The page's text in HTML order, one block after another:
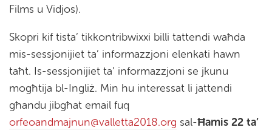
Films u Vidjos).
Skopri kif tista’ tikkontribwixxi billi tattendi waħda
mis-sessjonijiet ta’ informazzjoni elenkati hawn
taħt. Is-sessjonijiet ta’ informazzjoni se jkunu
mogħtija bl-Ingliż. Min hu interessat li jattendi
għandu jibgħat email fuq
orfeoandmajnun@valletta2018.org sal-Ħamis 22 ta’